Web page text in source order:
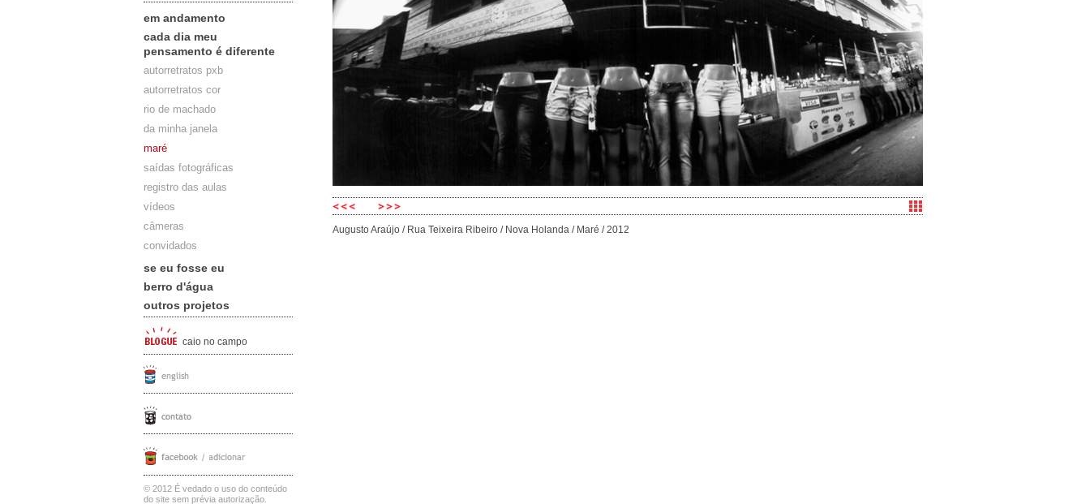
em andamento
cada dia meu
pensamento é diferente
autorretratos pxb
autorretratos cor
rio de machado
da minha janela
maré
saídas fotográficas
registro das aulas
vídeos
câmeras
convidados
se eu fosse eu
berro d'água
outros projetos
caio no campo
© 2012 É vedado o uso do conteúdo
do site sem prévia autorização.
Augusto Araújo / Rua Teixeira Ribeiro / Nova Holanda / Maré / 2012